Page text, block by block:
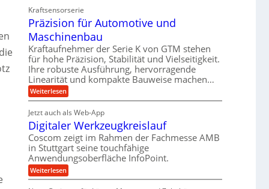
n
e
r
i
e
b
e
f
r
r
a
u
e
n
d
A
u
f
t
r
a
g
s
e
i
n
g
a
n
o
s
e
,
w
e
n
i
g
e
r
S
t
e
l
l
h
n
s
t
a
n
g
e
n
g
e
r
i
e
b
e
f
ü
r
p
Kraftsensorserie
Präzision für Automotive und
Maschinenbau
Kraftaufnehmer der Serie K von GTM stehen
für hohe Präzision, Stabilität und Vielseitigkeit.
Ihre robuste Ausführung, hervorragende
Linearität und kompakte Bauweise machen…
Weiterlesen:
P
ä
z
i
s
i
o
n
f
ü
Jetzt auch als Web-App
Digitaler Werkzeugkreislauf
Coscom zeigt im Rahmen der Fachmesse AMB
in Stuttgart seine touchfähige
Anwendungsoberfläche InfoPoint.
Weiterlesen:
D